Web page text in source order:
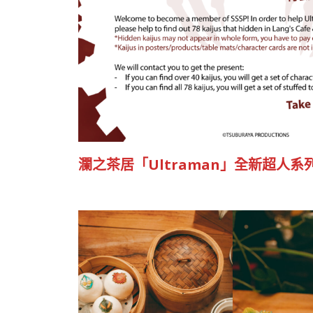
瀾之茶居「Ultraman」全新超人系